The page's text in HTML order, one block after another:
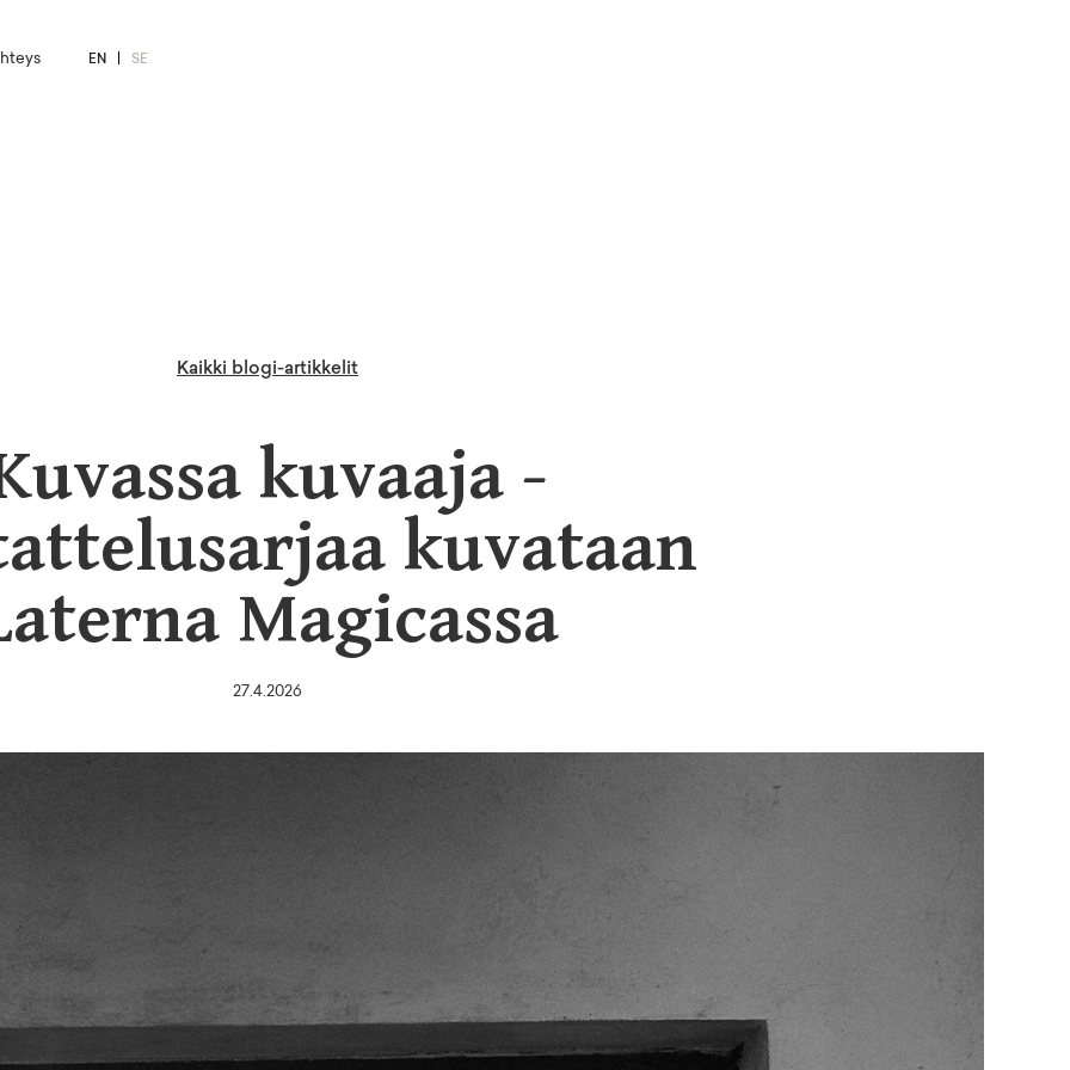
EN SE
Kaikki blogi-artikkelit
kuvaaja -
kuvataan
Magicassa
27.4.2026